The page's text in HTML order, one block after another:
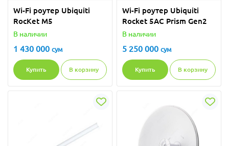
Wi-Fi роутер Ubiquiti
RocKet M5
В наличии
1 430 000 сум
Купить В корзину
Wi-Fi роутер Ubiquiti
Rocket 5AC Prism Gen2
В наличии
5 250 000 сум
Купить В корзину